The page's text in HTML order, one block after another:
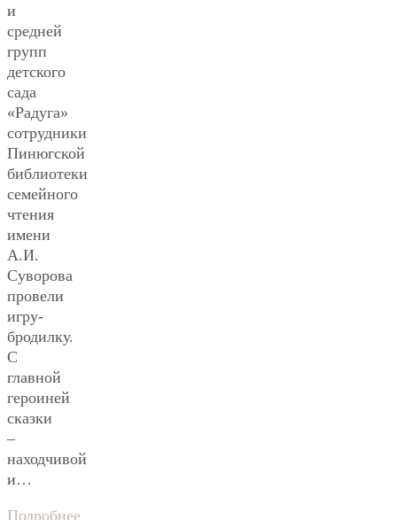
и
средней
групп
детского
сада
«Радуга»
сотрудники
Пинюгской
библиотеки
семейного
чтения
имени
А.И.
Суворова
провели
игру-
бродилку.
С
главной
героиней
сказки
–
находчивой
и…
Подробнее